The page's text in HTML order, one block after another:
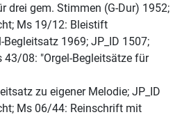
drei gem. Stimmen (G-Dur) 1952;
Ms 19/12: Bleistift
1969; JP_ID 1507;
08: "Orgel-Begleitsätze für
zu eigener Melodie; JP_ID
Ms 06/44: Reinschrift mit